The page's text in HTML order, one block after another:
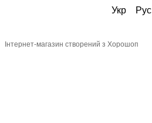
Укр Рус
Інтернет-магазин створений з Хорошоп